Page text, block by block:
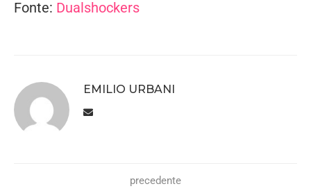
Fonte: Dualshockers
EMILIO URBANI
precedente